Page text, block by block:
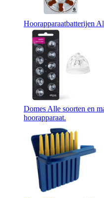
Hoorapparaatbatterijen
Domes Alle soorten en
hoorapparaat.